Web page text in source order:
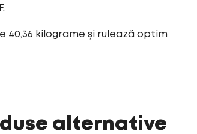
40,36 kilograme și rulează optim
alternative